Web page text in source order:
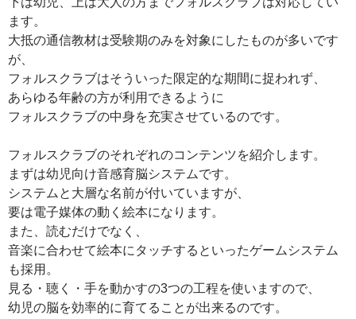
ます。
大抵の通信教材は受験期のみを対象にしたものが多いです
が、
フォルスクラブはそういった限定的な期間に捉われず、
あらゆる年齢の方が利用できるように
フォルスクラブの中身を充実させているのです。
フォルスクラブのそれぞれのコンテンツを紹介します。
まずは幼児向け音感育脳システムです。
システムと大層な名前が付いていますが、
要は電子媒体の動く絵本になります。
また、読むだけでなく、
音楽に合わせて絵本にタッチするといったゲームシステム
も採用。
見る・聴く・手を動かすの3つの工程を使いますので、
幼児の脳を効率的に育てることが出来るのです。